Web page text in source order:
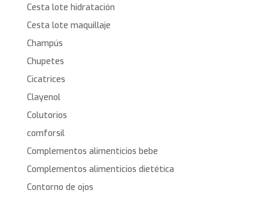
Cesta lote hidratación
Cesta lote maquillaje
Champús
Chupetes
Cicatrices
Clayenol
Colutorios
comforsil
Complementos alimenticios bebe
Complementos alimenticios dietética
Contorno de ojos